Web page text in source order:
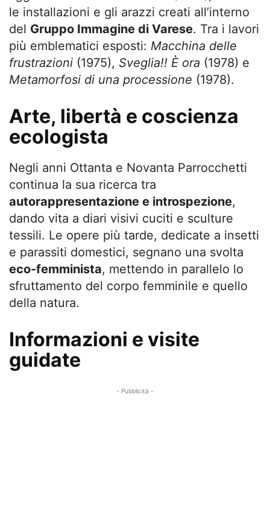
le installazioni e gli arazzi creati all’interno
del Gruppo Immagine di Varese. Tra i lavori
più emblematici esposti: Macchina delle
frustrazioni (1975), Sveglia!! È ora (1978) e
Metamorfosi di una processione (1978).
Arte, libertà e coscienza
ecologista
Negli anni Ottanta e Novanta Parrocchetti
continua la sua ricerca tra
autorappresentazione e introspezione,
dando vita a diari visivi cuciti e sculture
tessili. Le opere più tarde, dedicate a insetti
e parassiti domestici, segnano una svolta
eco-femminista, mettendo in parallelo lo
sfruttamento del corpo femminile e quello
della natura.
Informazioni e visite
guidate
- Pubblicità -